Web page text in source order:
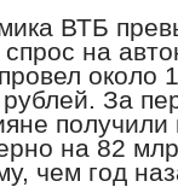
ВТБ
на
около
За
на 82
чем год